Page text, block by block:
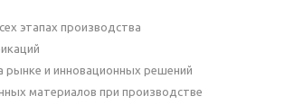
этапах производства
рынке и инновационных решений
материалов при производстве